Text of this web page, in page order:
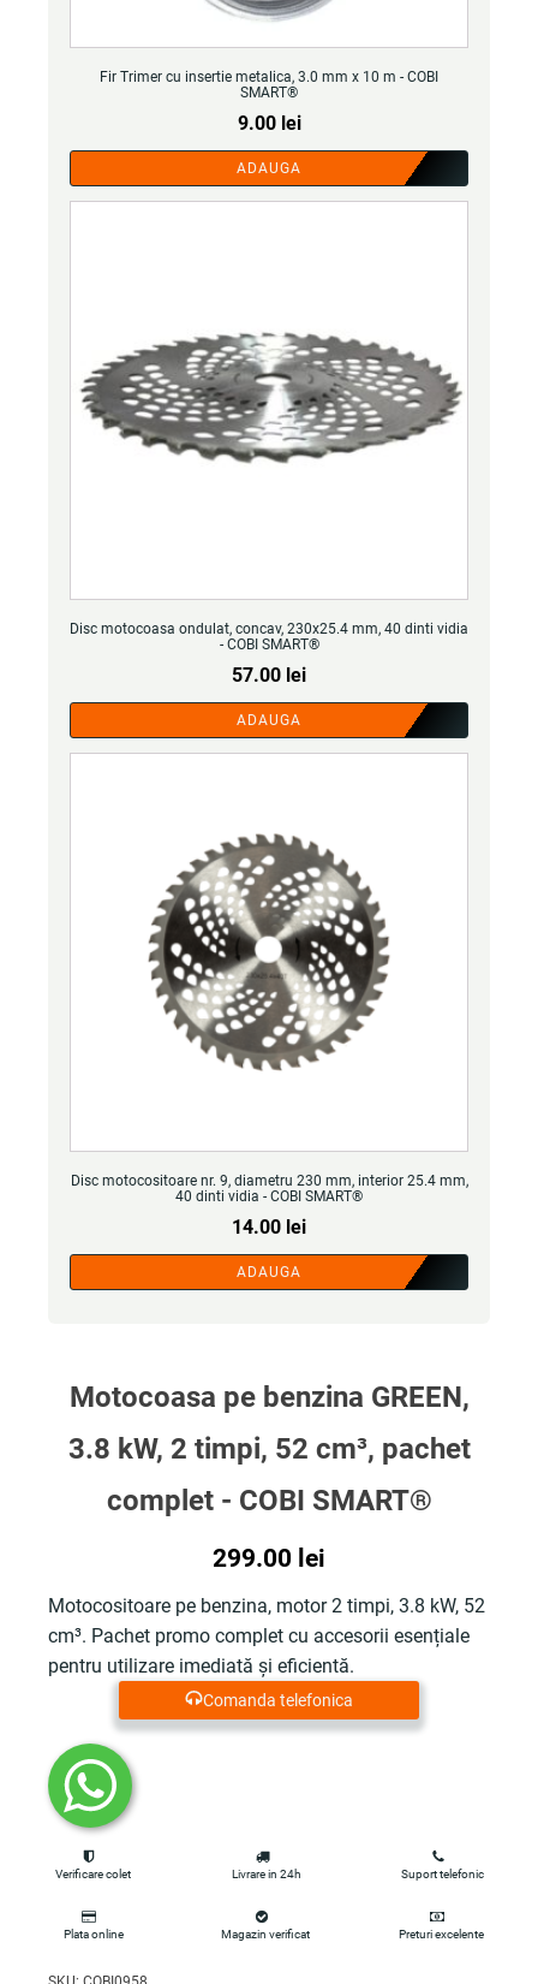
Fir Trimer cu insertie metalica, 3.0 mm x 10 m - COBI
SMART®
9.00 lei
ADAUGA
Disc motocoasa ondulat, concav, 230x25.4 mm, 40 dinti vidia
- COBI SMART®
57.00 lei
ADAUGA
Disc motocositoare nr. 9, diametru 230 mm, interior 25.4 mm,
40 dinti vidia - COBI SMART®
14.00 lei
ADAUGA
Motocoasa pe benzina GREEN,
3.8 kW, 2 timpi, 52 cm³, pachet
complet - COBI SMART®
299.00 lei
Motocositoare pe benzina, motor 2 timpi, 3.8 kW, 52
cm³. Pachet promo complet cu accesorii esențiale
pentru utilizare imediată și eficientă.
Comanda telefonica
Verificare colet Livrare in 24h Suport telefonic
Plata online Magazin verificat Preturi excelente